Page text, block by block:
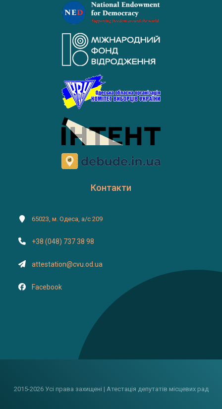
Контакти
65023, м. Одеса, а/с 209
+38 (048) 737 38 98
attestation@cvu.od.ua
Facebook
2015-2026 Усі права захищені | Атестація депутатів місцевих рад